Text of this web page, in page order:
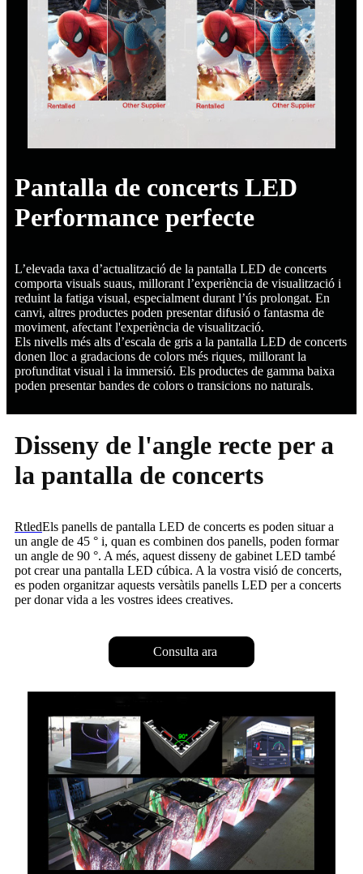
Pantalla de concerts LED
Performance perfecte
L’elevada taxa d’actualització de la pantalla LED de concerts
comporta visuals suaus, millorant l’experiència de visualització i
reduint la fatiga visual, especialment durant l’ús prolongat. En
canvi, altres productes poden presentar difusió o fantasma de
moviment, afectant l'experiència de visualització.
Els nivells més alts d’escala de gris a la pantalla LED de concerts
donen lloc a gradacions de colors més riques, millorant la
profunditat visual i la immersió. Els productes de gamma baixa
poden presentar bandes de colors o transicions no naturals.
Disseny de l'angle recte per a
la pantalla de concerts
RtledEls panells de pantalla LED de concerts es poden situar a
un angle de 45 ° i, quan es combinen dos panells, poden formar
un angle de 90 °. A més, aquest disseny de gabinet LED també
pot crear una pantalla LED cúbica. A la vostra visió de concerts,
es poden organitzar aquests versàtils panells LED per a concerts
per donar vida a les vostres idees creatives.
Consulta ara